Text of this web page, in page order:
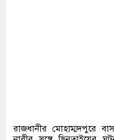
রাজধানীর মোহাম্মদপুরে